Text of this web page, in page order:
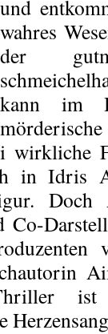
und
wahres
der
kann im
wirkliche
in Idris
Co-